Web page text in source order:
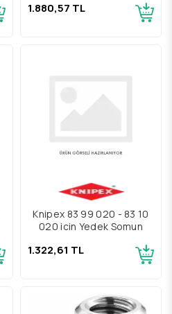
1.880,57 TL
Knipex 83 99 020 - 83 10
020 için Yedek Somun
1.322,61 TL